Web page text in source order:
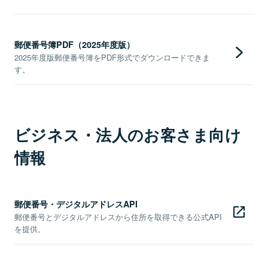
郵便番号簿PDF（2025年度版）
2025年度版郵便番号簿をPDF形式でダウンロードできま
す。
ビジネス・法人のお客さま向け
情報
郵便番号・デジタルアドレスAPI
郵便番号とデジタルアドレスから住所を取得できる公式API
を提供。